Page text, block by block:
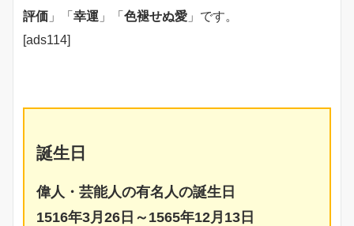
評価 」「 幸運 」「 色褪せぬ愛 」です。
[ads114]
誕生日
偉人・芸能人の有名人の誕生日
1516年3月26日～1565年12月13日